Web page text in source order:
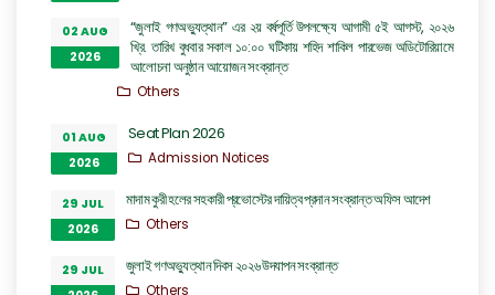
02 AUG
2026
“জুলাই গণঅভ্যুত্থান” এর ২য় বর্ষপূর্তি উপলক্ষ্যে আগামী ৫ই আগস্ট, ২০২৬
খ্রি. তারিখ বুধবার সকাল ১০:০০ ঘটিকায় শহিদ শাকিল পারভেজ অডিটোরিয়ামে
আলোচনা অনুষ্ঠান আয়োজন সংক্রান্ত
Others
01 AUG
2026
Seat Plan 2026
Admission Notices
29 JUL
2026
মাদাম কুরী হলের সহকারী প্রভোস্টের দায়িত্ব প্রদান সংক্রান্ত অফিস আদেশ
Others
29 JUL
জুলাই গণঅভ্যুত্থান দিবস ২০২৬ উদযাপন সংক্রান্ত
Others